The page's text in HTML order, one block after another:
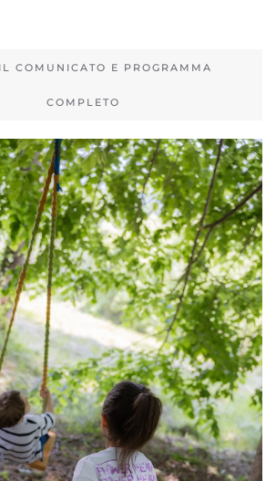
COMUNICATO E PROGRAMMA
COMPLETO